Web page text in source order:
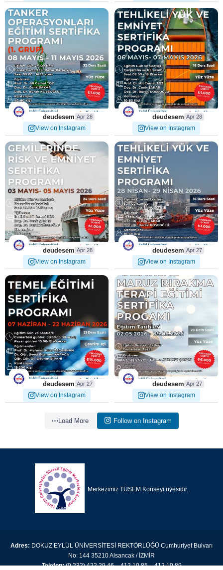
⚓ Uygulamalı Tanker
Operasyonları Eğitimi
3 0
deudesem Apr 28
View on Instagram
⚓ Tankerlerde Tehlikeli Yük
ve Emniyet Sertifika...
5
deudesem Apr 28
View on Instagram
🚢 Yolcu Gemilerinde Risk ve
Emniyet Sertifika
0
deudesem Apr 28
View on Instagram
⚓ Tankerlerde Tehlikeli Yük
ve Emniyet Sertifika
5 0
deudesem Apr 27
View on Instagram
💻 Siber Güvenlik Temel
Eğitimi Sertifika Programı
13 0
deudesem Apr 27
View on Instagram
🌿 Anlatısal Maruz Bırakma
Terapisi Eğitimi...
deudesem Apr 27
View on Instagram
Load More Follow on Instagram
Merkezimiz TÜSEM Konseyi üyesidir.
Adres: DOKUZ EYLÜL ÜNİVERSİTESİ REKTÖRLÜĞÜ Cumhuriyet Bulvarı
No: 144 35210 Alsancak / İZMİR
Telefon:(0 232) 422 29 46 – 412 10 85 – 412 10 89